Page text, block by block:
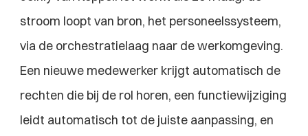
stroom loopt van bron, het personeelssysteem,
via de orchestratielaag naar de werkomgeving.
Een nieuwe medewerker krijgt automatisch de
rechten die bij de rol horen, een functiewijziging
leidt automatisch tot de juiste aanpassing, en